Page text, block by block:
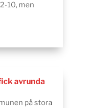
10, men
avrunda
på stora